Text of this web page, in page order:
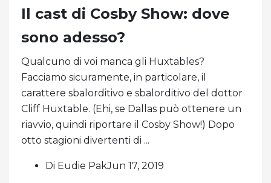
Il cast di Cosby Show: dove
sono adesso?
Qualcuno di voi manca gli Huxtables?
Facciamo sicuramente, in particolare, il
carattere sbalorditivo e sbalorditivo del dottor
Cliff Huxtable. (Ehi, se Dallas può ottenere un
riavvio, quindi riportare il Cosby Show!) Dopo
otto stagioni divertenti di ...
Di Eudie PakJun 17, 2019